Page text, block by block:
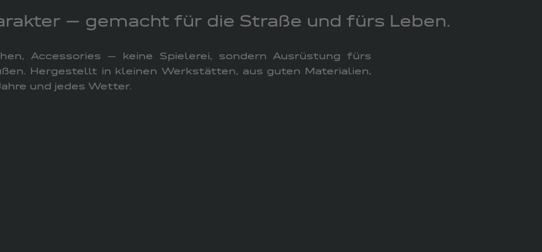
– gemacht für die Straße und fürs Leben.
Accessories – keine Spielerei, sondern Ausrüstung fürs
Hergestellt in kleinen Werkstätten, aus guten Materialien,
und jedes Wetter.